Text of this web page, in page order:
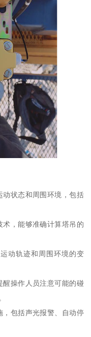
动状态和周围环境，包括
，能够准确计算塔吊的
动轨迹和周围环境的变
操作人员注意可能的碰
，包括声光报警、自动停